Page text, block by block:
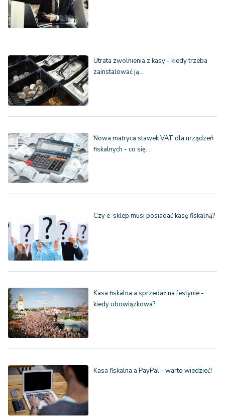
Utrata zwolnienia z kasy - kiedy trzeba
zainstalować ją…
Nowa matryca stawek VAT dla urządzeń
fiskalnych - co się…
Czy e-sklep musi posiadać kasę fiskalną?
Kasa fiskalna a sprzedaż na festynie -
kiedy obowiązkowa?
Kasa fiskalna a PayPal - warto wiedzieć!